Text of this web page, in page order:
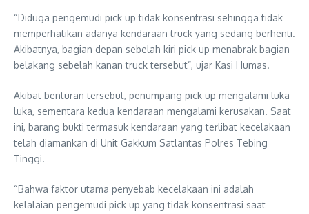
“Diduga pengemudi pick up tidak konsentrasi sehingga tidak
memperhatikan adanya kendaraan truck yang sedang berhenti.
Akibatnya, bagian depan sebelah kiri pick up menabrak bagian
belakang sebelah kanan truck tersebut”, ujar Kasi Humas.
Akibat benturan tersebut, penumpang pick up mengalami luka-
luka, sementara kedua kendaraan mengalami kerusakan. Saat
ini, barang bukti termasuk kendaraan yang terlibat kecelakaan
telah diamankan di Unit Gakkum Satlantas Polres Tebing
Tinggi.
“Bahwa faktor utama penyebab kecelakaan ini adalah
kelalaian pengemudi pick up yang tidak konsentrasi saat